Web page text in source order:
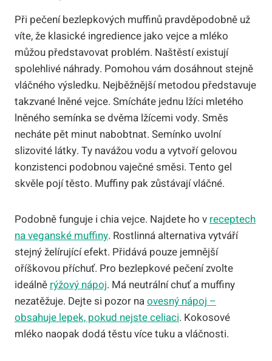
Při pečení bezlepkových muffinů pravděpodobně už
víte, že klasické ingredience jako vejce a mléko
můžou představovat problém. Naštěstí existují
spolehlivé náhrady. Pomohou vám dosáhnout stejně
vláčného výsledku. Nejběžnější metodou představuje
takzvané lněné vejce. Smícháte jednu lžíci mletého
lněného semínka se dvěma lžícemi vody. Směs
necháte pět minut nabobtnat. Semínko uvolní
slizovité látky. Ty navážou vodu a vytvoří gelovou
konzistenci podobnou vaječné směsi. Tento gel
skvěle pojí těsto. Muffiny pak zůstávají vláčné.
Podobně funguje i chia vejce. Najdete ho vreceptech
na veganské muffiny. Rostlinná alternativa vytváří
stejný želírující efekt. Přidává pouze jemnější
oříškovou příchuť. Pro bezlepkové pečení zvolte
ideálněrýžový nápoj. Má neutrální chuť a muffiny
nezatěžuje. Dejte si pozor naovesný nápoj –
obsahuje lepek, pokud nejste celiaci. Kokosové
mléko naopak dodá těstu více tuku a vláčnosti.